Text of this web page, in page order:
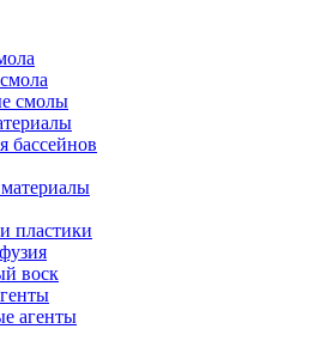
смолы
бассейнов
пластики
воск
агенты